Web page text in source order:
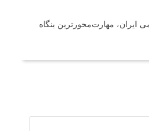
ایران، مهارت‌محورترین بنگاه